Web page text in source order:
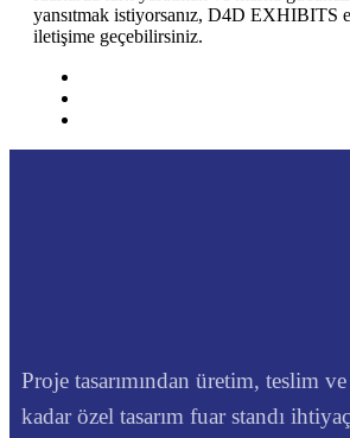
yansıtmak istiyorsanız, D4D EXHIBITS
iletişime geçebilirsiniz.
Proje tasarımından üretim, teslim
kadar özel tasarım fuar standı